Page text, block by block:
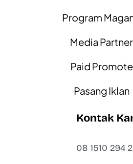
Program
Media Partner
Paid Promote
Pasang Iklan
Kontak
08 1510 294